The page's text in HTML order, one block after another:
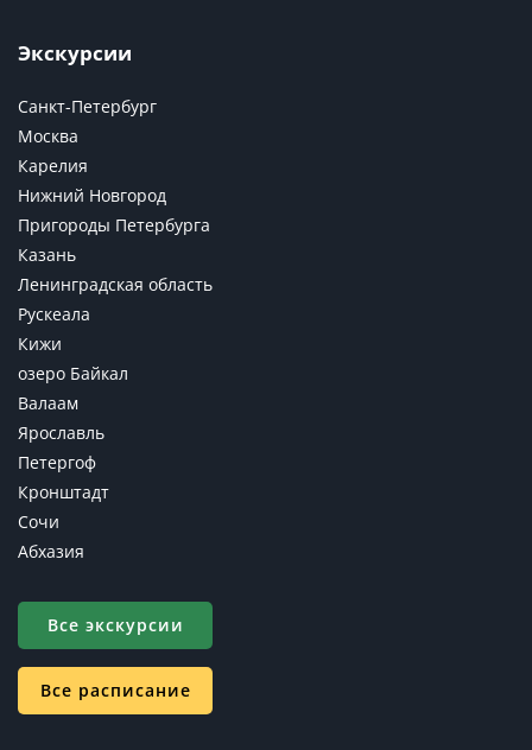
Экскурсии
Санкт-Петербург
Москва
Карелия
Нижний Новгород
Пригороды Петербурга
Казань
Ленинградская область
Рускеала
Кижи
озеро Байкал
Валаам
Ярославль
Петергоф
Кронштадт
Сочи
Абхазия
Все экскурсии
Все расписание